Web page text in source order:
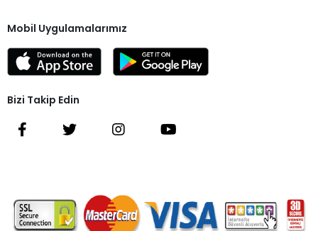
Mobil Uygulamalarımız
Bizi Takip Edin